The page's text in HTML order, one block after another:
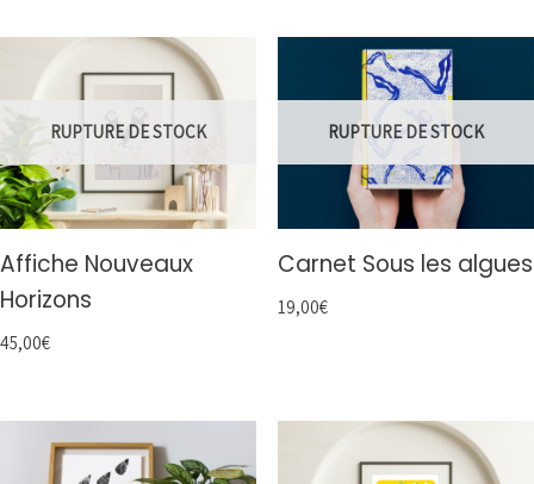
RUPTURE DE STOCK
Affiche Nouveaux
Horizons
45,00€
RUPTURE DE STOCK
Carnet Sous les algues
19,00€